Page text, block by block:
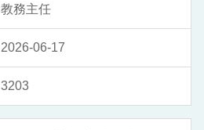
教務主任
2026-06-17
3203